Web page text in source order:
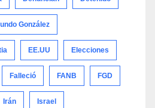
González
EE.UU Elecciones
Falleció FANB FGD
Irán Israel